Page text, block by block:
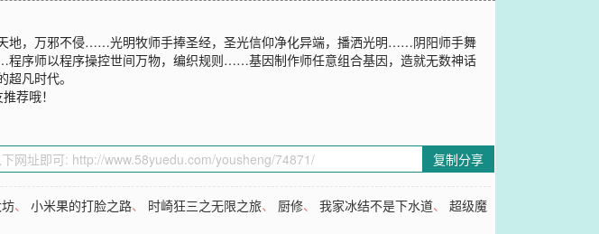
地，万邪不侵……光明牧师手捧圣经，圣光信仰净化异端，播洒光明……阴阳师手舞
序师以程序操控世间万物，编织规则……基因制作师任意组合基因，造就无数神话
凡时代。
荐哦！
复制分享
、小米果的打脸之路、 时崎狂三之无限之旅、 厨修、我家冰结不是下水道、超级魔